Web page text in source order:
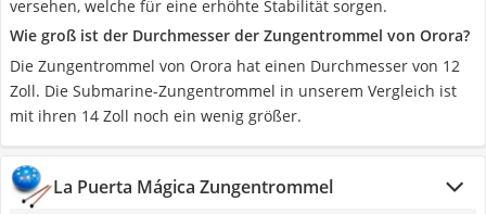
versehen, welche für eine erhöhte Stabilität sorgen.
Wie groß ist der Durchmesser der Zungentrommel von Orora?
Die Zungentrommel von Orora hat einen Durchmesser von 12
Zoll. Die Submarine-Zungentrommel in unserem Vergleich ist
mit ihren 14 Zoll noch ein wenig größer.
La Puerta Mágica Zungentrommel